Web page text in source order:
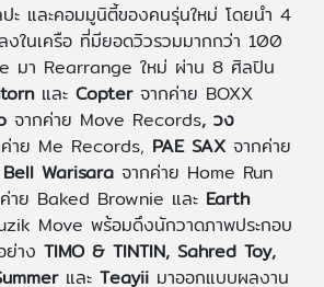
ะ และคอมมูนิตี้ของคนรุ่นใหม่ โดยนำ 4
งในเครือ ที่มียอดวิวรวมมากกว่า 100
มา Rearrange ใหม่ ผ่าน 8 ศิลปิน
และCopter จากค่าย BOXX
จากค่าย Move Records, วง
าย Me Records, PAE SAX จากค่าย
Warisara จากค่าย Home Run
าย Baked Brownie และ Earth
Move พร้อมดึงนักวาดภาพประกอบ
ย่าง TIMO & TINTIN, Sahred Toy,
และ Teayiiมาออกแบบผลงาน